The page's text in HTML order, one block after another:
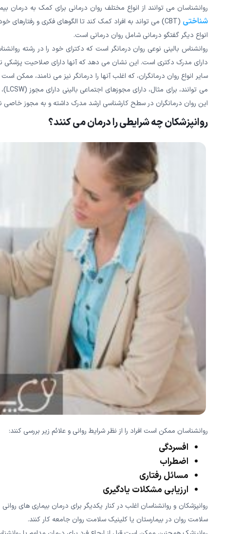
روانشناسان می توانند از انواع مختلف روان درمانی برای کمک به درمان
شناختی (CBT) می تواند به افراد کمک کند تا الگوهای فکری و رفتارهای خود را تغییر داده و احساس خود را بهبود بخشند.
انواع دیگر گفتگو درمانی شامل روان درمانی است.
روانشناس بالینی نوعی روان درمانگر است که دکترای خود را در رشته
دارای مدرک دکتری است. این نشان می دهد که آنها دارای صلاحیت پزشکی
سایر انواع روان درمانگران، که اغلب آنها را درمانگر نیز می نامند،
این روان درمانگران در سطح کارشناسی ارشد مدرک داشته و به مجوز خاصی
روانپزشکان چه شرایطی را درمان می کنند؟
روانشناسان ممکن است افراد را از نظر شرایط روانی و علائم زیر بررسی کنند:
افسردگی
اضطراب
مسائل رفتاری
ارزیابی مشکلات یادگیری
روانپزشکان و روانشناسان اغلب در کنار یکدیگر برای درمان بیماری
سلامت روان در بیمارستان یا کلینیک سلامت روان جامعه کار کنند.